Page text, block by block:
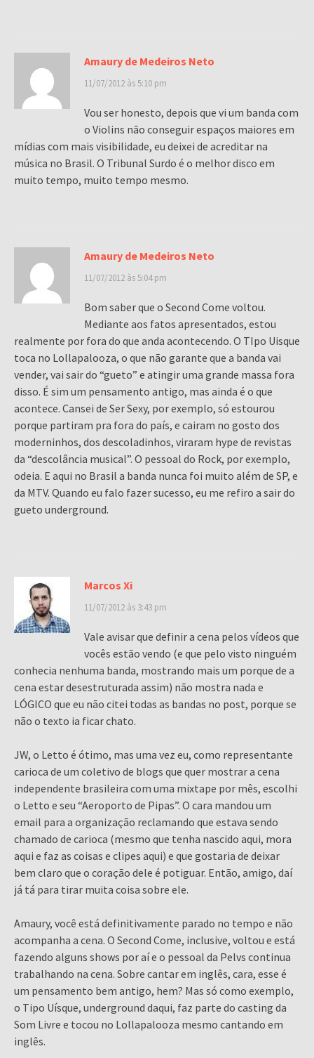
Amaury de Medeiros Neto
11/07/2012 às 5:10 pm
Vou ser honesto, depois que vi um banda com
o Violins não conseguir espaços maiores em
mídias com mais visibilidade, eu deixei de acreditar na
música no Brasil. O Tribunal Surdo é o melhor disco em
muito tempo, muito tempo mesmo.
Amaury de Medeiros Neto
11/07/2012 às 5:04 pm
Bom saber que o Second Come voltou.
Mediante aos fatos apresentados, estou
realmente por fora do que anda acontecendo. O TIpo Uisque
toca no Lollapalooza, o que não garante que a banda vai
vender, vai sair do “gueto” e atingir uma grande massa fora
disso. É sim um pensamento antigo, mas ainda é o que
acontece. Cansei de Ser Sexy, por exemplo, só estourou
porque partiram pra fora do país, e cairam no gosto dos
moderninhos, dos descoladinhos, viraram hype de revistas
da “descolância musical”. O pessoal do Rock, por exemplo,
odeia. E aqui no Brasil a banda nunca foi muito além de SP, e
da MTV. Quando eu falo fazer sucesso, eu me refiro a sair do
gueto underground.
Marcos Xi
11/07/2012 às 3:43 pm
Vale avisar que definir a cena pelos vídeos que
vocês estão vendo (e que pelo visto ninguém
conhecia nenhuma banda, mostrando mais um porque de a
cena estar desestruturada assim) não mostra nada e
LÓGICO que eu não citei todas as bandas no post, porque se
não o texto ia ficar chato.
JW, o Letto é ótimo, mas uma vez eu, como representante
carioca de um coletivo de blogs que quer mostrar a cena
independente brasileira com uma mixtape por mês, escolhi
o Letto e seu “Aeroporto de Pipas”. O cara mandou um
email para a organização reclamando que estava sendo
chamado de carioca (mesmo que tenha nascido aqui, mora
aqui e faz as coisas e clipes aqui) e que gostaria de deixar
bem claro que o coração dele é potiguar. Então, amigo, daí
já tá para tirar muita coisa sobre ele.
Amaury, você está definitivamente parado no tempo e não
acompanha a cena. O Second Come, inclusive, voltou e está
fazendo alguns shows por aí e o pessoal da Pelvs continua
trabalhando na cena. Sobre cantar em inglês, cara, esse é
um pensamento bem antigo, hem? Mas só como exemplo,
o Tipo Uísque, underground daqui, faz parte do casting da
Som Livre e tocou no Lollapalooza mesmo cantando em
inglês.